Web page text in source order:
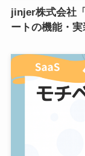
jinjer株式会社
ートの機能・